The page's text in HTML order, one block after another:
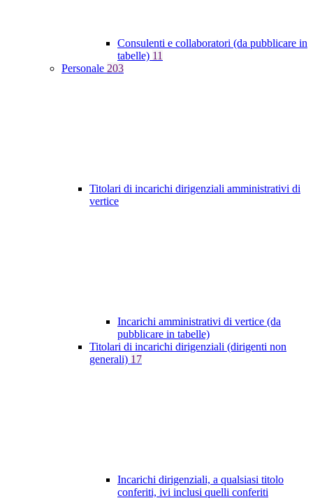
Consulenti e collaboratori (da pubblicare in
tabelle) 11
Personale 203
Titolari di incarichi dirigenziali amministrativi di
vertice
Incarichi amministrativi di vertice (da
pubblicare in tabelle)
Titolari di incarichi dirigenziali (dirigenti non
generali) 17
Incarichi dirigenziali, a qualsiasi titolo
conferiti, ivi inclusi quelli conferiti